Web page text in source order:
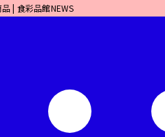
| 食彩品館NEWS